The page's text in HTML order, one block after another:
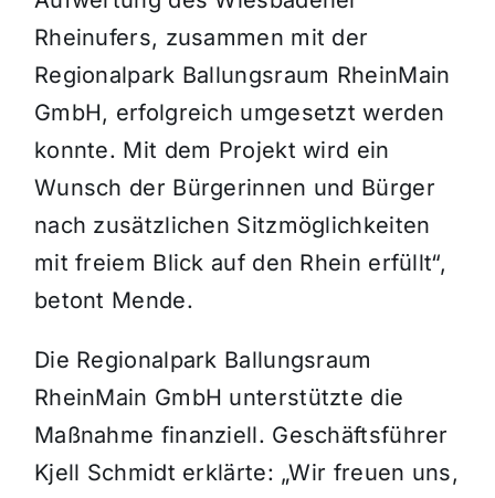
Rheinufers, zusammen mit der
Regionalpark Ballungsraum RheinMain
GmbH, erfolgreich umgesetzt werden
konnte. Mit dem Projekt wird ein
Wunsch der Bürgerinnen und Bürger
nach zusätzlichen Sitzmöglichkeiten
mit freiem Blick auf den Rhein erfüllt“,
betont Mende.
Die Regionalpark Ballungsraum
RheinMain GmbH unterstützte die
Maßnahme finanziell. Geschäftsführer
Kjell Schmidt erklärte: „Wir freuen uns,